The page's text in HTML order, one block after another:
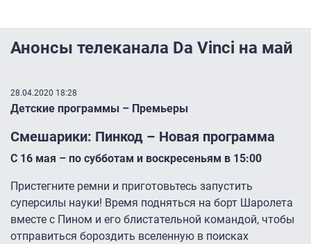
Анонсы телеканала Da Vinci на май
28.04.2020 18:28
Детские программы – Премьеры
Смешарики: Пинкод – Новая программа
С 16 мая – по субботам и воскресеньям в 15:00
Пристегните ремни и приготовьтесь запустить
суперсилы науки! Время подняться на борт Шаролета
вместе с Пином и его блистательной командой, чтобы
отправиться бороздить вселенную в поисках